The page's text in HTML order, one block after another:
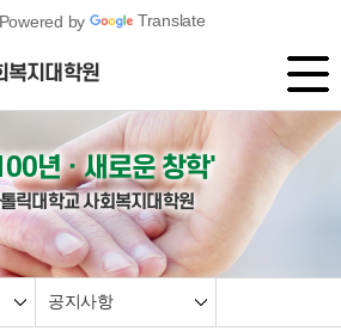
복지대학원
Powered by Translate
년ㆍ새로운 창학'
릭대학교 사회복지대학원
공지사항